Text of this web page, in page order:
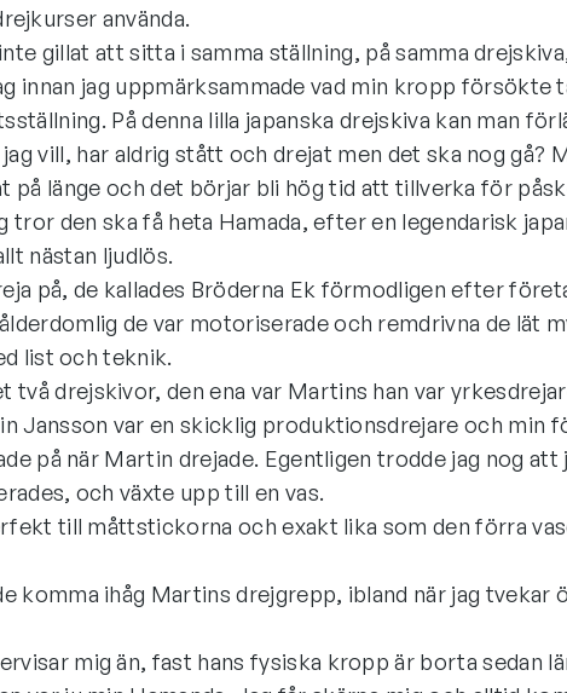
använda.
gillat att sitta i samma ställning, på samma
innan jag uppmärksammade vad min kropp försökte
På denna lilla japanska drejskiva kan man
vill, har aldrig stått och drejat men det ska nog gå?
på länge och det börjar bli hög tid att tillverka för
tror den ska få heta Hamada, efter en legendarisk
nästan ljudlös.
på, de kallades Bröderna Ek förmodligen efter
de var motoriserade och remdrivna de lät
list och teknik.
drejskivor, den ena var Martins han var
var en skicklig produktionsdrejare och min
på när Martin drejade. Egentligen trodde jag nog
och växte upp till en vas.
till måttstickorna och exakt lika som den förra
ihåg Martins drejgrepp, ibland när jag tvekar
mig än, fast hans fysiska kropp är borta sedan